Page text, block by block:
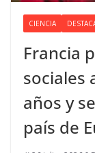
CIENCIA
Francia
sociales
años y
país de